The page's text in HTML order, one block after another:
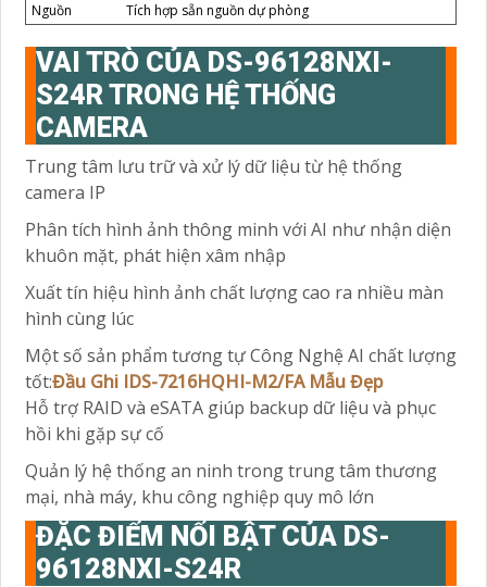
Nguồn
Tích hợp sẵn nguồn dự phòng
VAI TRÒ CỦA DS-96128NXI-
S24R TRONG HỆ THỐNG
CAMERA
Trung tâm lưu trữ và xử lý dữ liệu từ hệ thống
camera IP
Phân tích hình ảnh thông minh với AI như nhận diện
khuôn mặt, phát hiện xâm nhập
Xuất tín hiệu hình ảnh chất lượng cao ra nhiều màn
hình cùng lúc
Một số sản phẩm tương tự Công Nghệ AI chất lượng
tốt:Đầu Ghi IDS-7216HQHI-M2/FA Mẫu Đẹp
Hỗ trợ RAID và eSATA giúp backup dữ liệu và phục
hồi khi gặp sự cố
Quản lý hệ thống an ninh trong trung tâm thương
mại, nhà máy, khu công nghiệp quy mô lớn
ĐẶC ĐIỂM NỔI BẬT CỦA DS-
96128NXI-S24R